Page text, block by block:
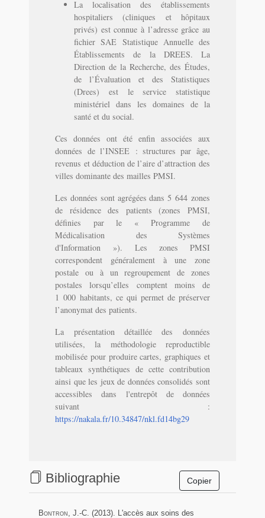
La localisation des établissements
hospitaliers (cliniques et hôpitaux
privés) est connue à l’adresse grâce au
fichier SAE Statistique Annuelle des
Établissements de la DREES. La
Direction de la Recherche, des Études,
de l’Évaluation et des Statistiques
(Drees) est le service statistique
ministériel dans les domaines de la
santé et du social.
Ces données ont été enfin associées aux
données de l’INSEE : structures par âge,
revenus et déduction de l’aire d’attraction des
villes dominante des mailles PMSI.
Les données sont agrégées dans 5 644 zones
de résidence des patients (zones PMSI,
définies par le « Programme de
Médicalisation des Systèmes
d'Information »). Les zones PMSI
correspondent généralement à une zone
postale ou à un regroupement de zones
postales lorsqu’elles comptent moins de
1 000 habitants, ce qui permet de préserver
l’anonymat des patients.
La présentation détaillée des données
utilisées, la méthodologie reproductible
mobilisée pour produire cartes, graphiques et
tableaux synthétiques de cette contribution
ainsi que les jeux de données consolidés sont
accessibles dans l'entrepôt de données
suivant :
https://nakala.fr/10.34847/nkl.fd14bg29
Bibliographie
Bontron , J.-C. (2013). L'accès aux soins des